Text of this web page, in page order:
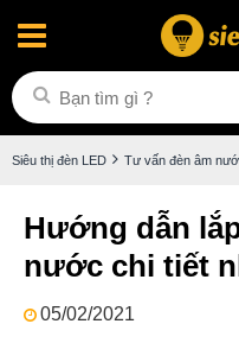
Siêu thị đèn LED Tư vấn đèn âm
Hướng dẫn
nước chi tiết
05/02/2021